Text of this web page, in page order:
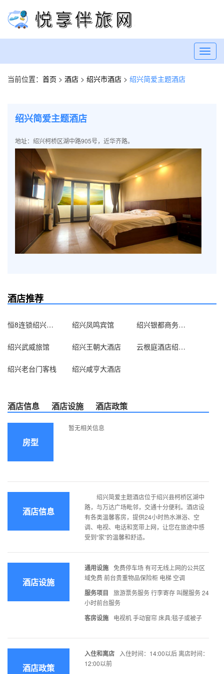
当前位置： 首页 > 酒店 > 绍兴市酒店 > 绍兴简爱主题酒店
绍兴简爱主题酒店
地址：绍兴柯桥区湖中路905号，近华齐路。
酒店推荐
恒8连锁绍兴奥林匹克中心店 绍兴凤鸣宾馆 绍兴银都商务宾馆
绍兴武威旅馆 绍兴王朝大酒店 云根庭酒店绍兴客运中心店
绍兴老台门客栈 绍兴咸亨大酒店
酒店信息 酒店设施 酒店政策
房型
暂无相关信息
酒店信息
绍兴简爱主题酒店位于绍兴县柯桥区湖中
路，与万达广场毗邻，交通十分便利。酒店设
有各类温馨客房，提供24小时热水淋浴、空
调、电视、电话和宽带上网，让您在旅途中感
受到“家”的温馨和舒适。
酒店设施
通用设施 免费停车场 有可无线上网的公共区
域免费 前台贵重物品保险柜 电梯 空调
服务项目
旅游票务服务 行李寄存 叫醒服务 24
小时前台服务
客房设施 电视机 手动窗帘 床具:毯子或被子
酒店政策
入住和离店
入住时间：14:00以后 离店时间：
12:00以前